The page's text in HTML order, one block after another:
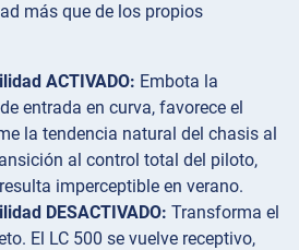
más que de los propios
ACTIVADO: Embota la
entrada en curva, favorece el
la tendencia natural del chasis al
al control total del piloto,
imperceptible en verano.
DESACTIVADO: Transforma el
El LC 500 se vuelve receptivo,